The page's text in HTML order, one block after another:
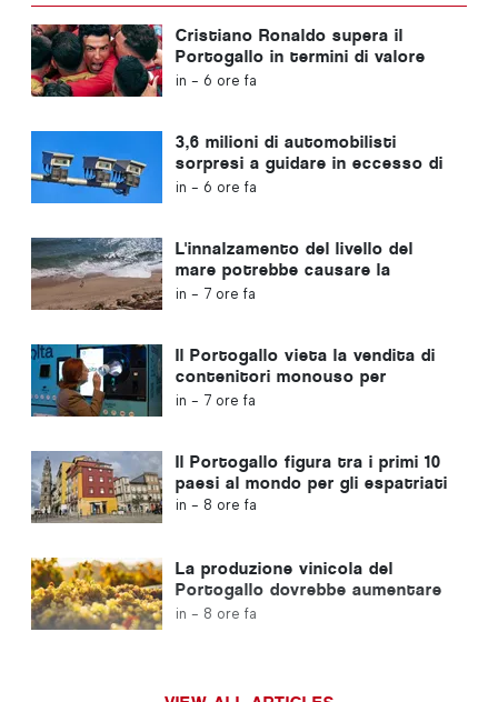
Cristiano Ronaldo supera il
Portogallo in termini di valore
commerciale
in - 6 ore fa
3,6 milioni di automobilisti
sorpresi a guidare in eccesso di
velocità in Portogallo negli
in - 6 ore fa
L'innalzamento del livello del
mare potrebbe causare la
scomparsa del 40% delle spiagge
in - 7 ore fa
Il Portogallo vieta la vendita di
contenitori monouso per
bevande privi del marchio Volta
in - 7 ore fa
Il Portogallo figura tra i primi 10
paesi al mondo per gli espatriati
in - 8 ore fa
La produzione vinicola del
Portogallo dovrebbe aumentare
del 12% in questa vendemmia
in - 8 ore fa